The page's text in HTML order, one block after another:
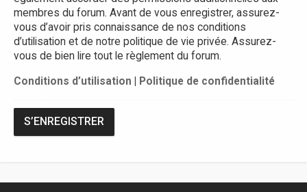
membres du forum. Avant de vous enregistrer, assurez-
vous d’avoir pris connaissance de nos conditions
d’utilisation et de notre politique de vie privée. Assurez-
vous de bien lire tout le règlement du forum.
Conditions d’utilisation Politique de confidentialité
S’ENREGISTRER